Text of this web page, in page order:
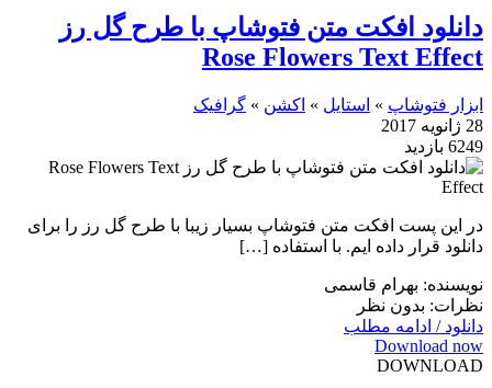
دانلود افکت متن فتوشاپ با طرح گل رز
Rose Flowers Text Effect
ابزار فتوشاپ » استایل » اکشن » گرافیک
28 ژانویه 2017
6249 بازدید
در این پست افکت متن فتوشاپ بسیار زیبا با طرح گل رز را برای
دانلود قرار داده ایم. با استفاده […]
نویسنده: بهرام قاسمی
نظرات: بدون نظر
دانلود / ادامه مطلب
Download now
DOWNLOAD